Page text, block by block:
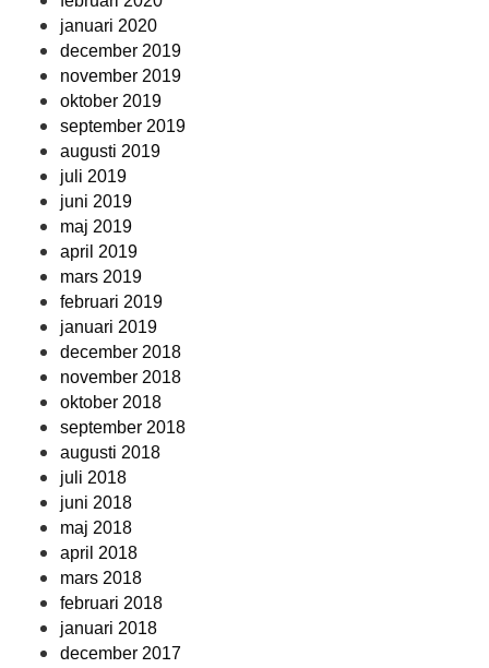
januari 2020
december 2019
november 2019
oktober 2019
september 2019
augusti 2019
juli 2019
juni 2019
maj 2019
april 2019
mars 2019
februari 2019
januari 2019
december 2018
november 2018
oktober 2018
september 2018
augusti 2018
juli 2018
juni 2018
maj 2018
april 2018
mars 2018
februari 2018
januari 2018
december 2017